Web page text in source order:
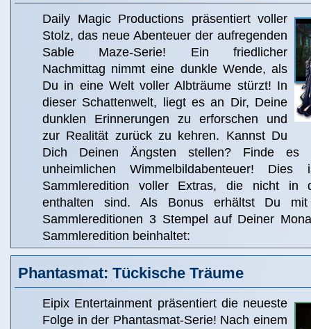
Daily Magic Productions präsentiert voller
Stolz, das neue Abenteuer der aufregenden
Sable Maze-Serie! Ein friedlicher
Nachmittag nimmt eine dunkle Wende, als
Du in eine Welt voller Albträume stürzt! In
dieser Schattenwelt, liegt es an Dir, Deine
dunklen Erinnerungen zu erforschen und
zur Realität zurück zu kehren. Kannst Du
Dich Deinen Ängsten stellen? Finde es
unheimlichen Wimmelbildabenteuer!
Sammleredition voller Extras, die nicht in
enthalten sind. Als Bonus erhältst Du
Sammlereditionen 3 Stempel auf Deiner
Sammleredition beinhaltet:
Phantasmat: Tückische Träume
Eipix Entertainment präsentiert die neueste
Folge in der Phantasmat-Serie! Nach einem